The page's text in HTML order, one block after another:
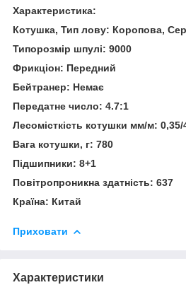
Характеристика:
Котушка, Тип лову: Коропова,
Типорозмір шпулі: 9000
Фрикціон: Передний
Бейтранер: Немає
Передатне число: 4.7:1
Лесомісткість котушки мм/м:
Вага котушки, г: 780
Підшипники: 8+1
Повітропроникна здатність: 637
Країна: Китай
Приховати
Характеристики